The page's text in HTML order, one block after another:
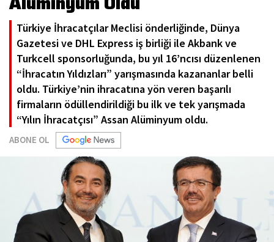
Türkiye İhracatçılar Meclisi önderliğinde, Dünya
Gazetesi ve DHL Express iş birliği ile Akbank ve
Turkcell sponsorluğunda, bu yıl 16’ncısı düzenlenen
“İhracatın Yıldızları” yarışmasında kazananlar belli
oldu. Türkiye’nin ihracatına yön veren başarılı
firmaların ödüllendirildiği bu ilk ve tek yarışmada
“Yılın İhracatçısı” Assan Alüminyum oldu.
ABONE OL